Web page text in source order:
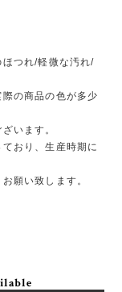
ほつれ/軽微な汚れ/
の商品の色が多少
います。
おり、生産時期に
願い致します。